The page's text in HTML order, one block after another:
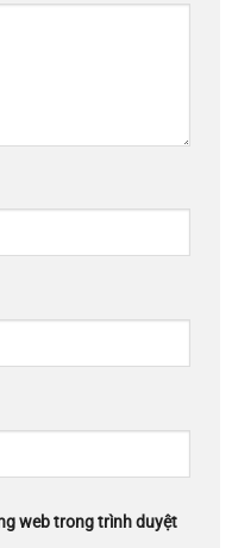
web trong trình duyệt